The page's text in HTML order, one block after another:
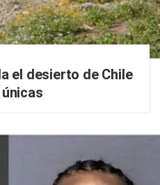
el desierto de Chile